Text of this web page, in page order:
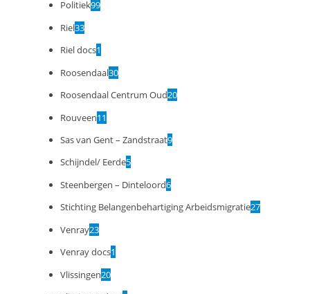
Politiek99
Riel33
Riel docs1
Roosendaal30
Roosendaal Centrum Oud20
Rouveen11
Sas van Gent – Zandstraat9
Schijndel/ Eerde5
Steenbergen – Dinteloord6
Stichting Belangenbehartiging Arbeidsmigratie27
Venray23
Venray docs1
Vlissingen20